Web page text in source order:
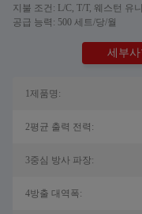
지불 조건: L/C, T/T, 웨스턴 유
공급 능력: 500 세트/당/월
세부
1제품명:
2평균 출력 전력:
3중심 방사 파장:
4방출 대역폭: